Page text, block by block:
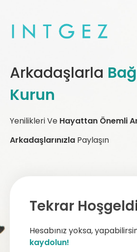
Arkadaşlarla
Kurun
Yenilikleri Ve Hayattan Önemli
Arkadaşlarınızla Paylaşın
Tekrar
Hesabınız yoksa,
kaydolun!